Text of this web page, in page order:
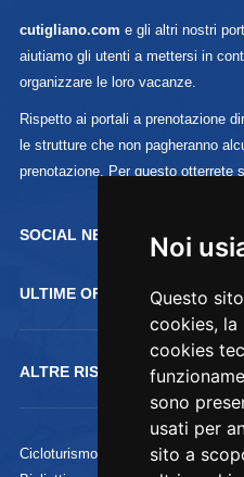
Noi
Questo
cookies, la
cookies
sono
usati per
sito a
cutigliano.com e gli altri nostri
aiutiamo gli utenti a mettersi in
organizzare le loro vacanze.
Rispetto ai portali a prenotazione
le strutture che non pagheranno
prenotazione. Per questo otterrete
SOCIAL NETWORK :
ULTIME OFFERTE
ALTRE RISORSE
Cicloturismo